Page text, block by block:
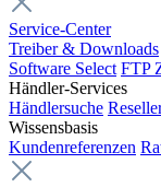
Service-Center
Treiber & Downloads
Software Select FTP
Händler-Services
Händlersuche
Wissensbasis
Kundenreferenzen